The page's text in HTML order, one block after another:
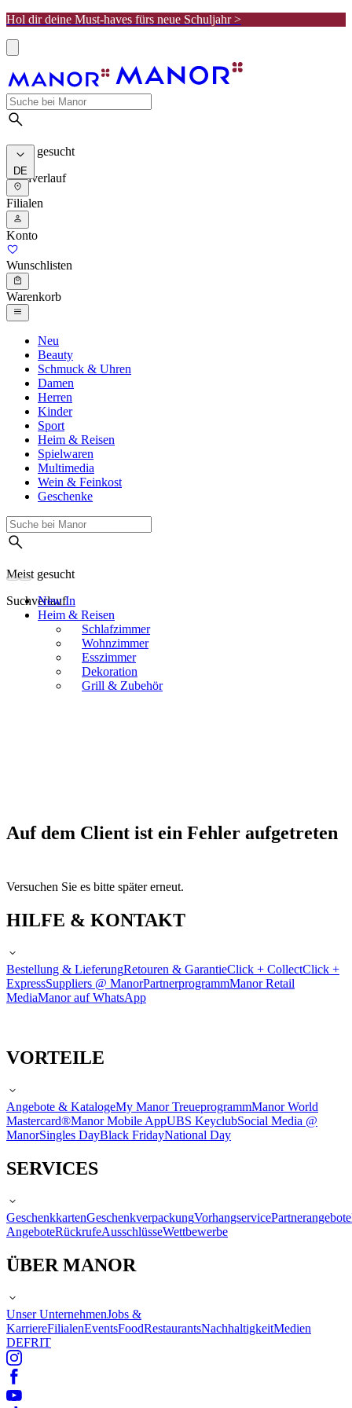
Hol dir deine Must-haves fürs neue Schuljahr >
Meist gesucht
Suchverlauf
DE
Filialen
Konto
Wunschlisten
Warenkorb
Neu
Beauty
Schmuck & Uhren
Damen
Herren
Kinder
Sport
Heim & Reisen
Spielwaren
Multimedia
Wein & Feinkost
Geschenke
Meist gesucht
Suchverlauf
New In
Heim & Reisen
Schlafzimmer
Wohnzimmer
Esszimmer
Dekoration
Grill & Zubehör
Auf dem Client ist ein Fehler aufgetreten
Versuchen Sie es bitte später erneut.
HILFE & KONTAKT
Bestellung & LieferungRetouren & GarantieClick + CollectClick +
ExpressSuppliers @ ManorPartnerprogrammManor Retail
MediaManor auf WhatsApp
VORTEILE
Angebote & KatalogeMy Manor TreueprogrammManor World
Mastercard®Manor Mobile AppUBS KeyclubSocial Media @
ManorSingles DayBlack FridayNational Day
SERVICES
GeschenkkartenGeschenkverpackungVorhangservicePartnerangebote
AngeboteRückrufeAusschlüsseWettbewerbe
ÜBER MANOR
Unser UnternehmenJobs &
KarriereFilialenEventsFoodRestaurantsNachhaltigkeitMedien
DEFRIT